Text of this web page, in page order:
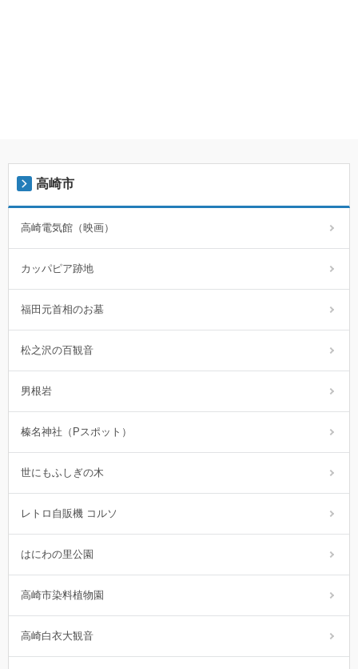
高崎市
高崎電気館（映画）
カッパピア跡地
福田元首相のお墓
松之沢の百観音
男根岩
榛名神社（Pスポット）
世にもふしぎの木
レトロ自販機 コルソ
はにわの里公園
高崎市染料植物園
高崎白衣大観音